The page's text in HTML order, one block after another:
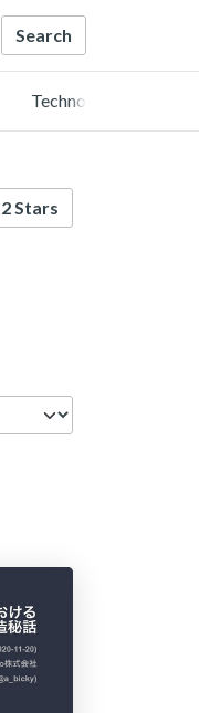
Technology
2 Stars